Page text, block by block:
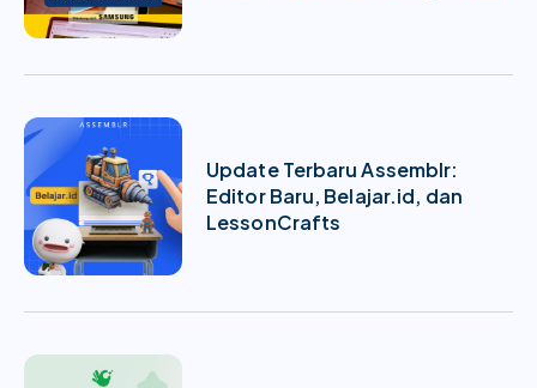
Update Terbaru Assemblr:
Editor Baru, Belajar.id, dan
LessonCrafts